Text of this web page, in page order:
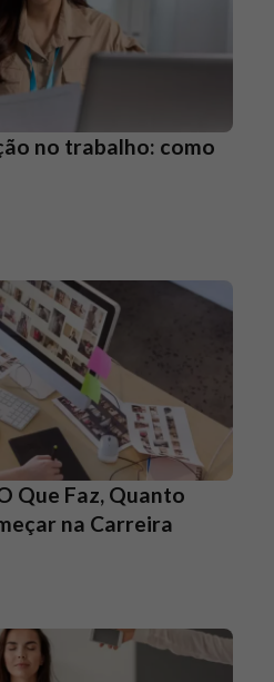
no trabalho: como
Que Faz, Quanto
na Carreira